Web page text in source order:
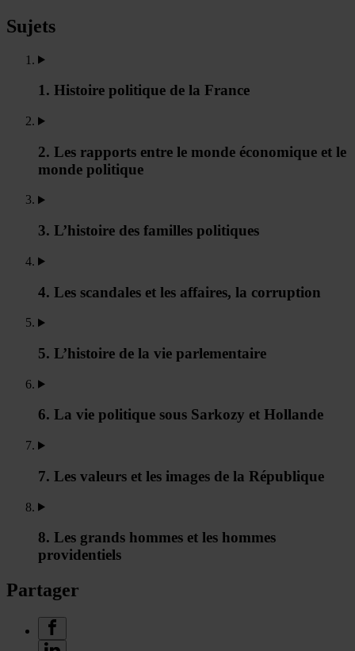
Sujets
1. Histoire politique de la France
2. Les rapports entre le monde économique et le
monde politique
3. L’histoire des familles politiques
4. Les scandales et les affaires, la corruption
5. L’histoire de la vie parlementaire
6. La vie politique sous Sarkozy et Hollande
7. Les valeurs et les images de la République
8. Les grands hommes et les hommes
providentiels
Partager